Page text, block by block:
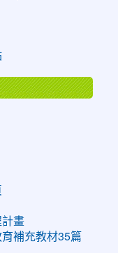
畫
補充教材35篇